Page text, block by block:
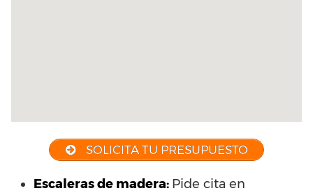
SOLICITA TU PRESUPUESTO
Escaleras de madera: Pide cita en